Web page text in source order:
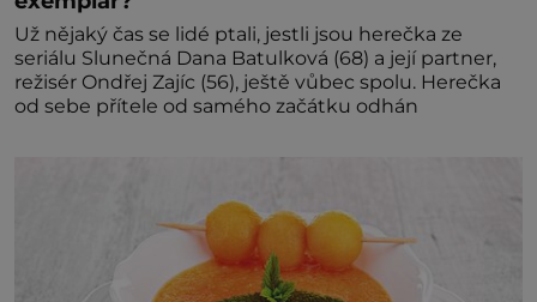
Už nějaký čas se lidé ptali, jestli jsou herečka ze
seriálu Slunečná Dana Batulková (68) a její partner,
režisér Ondřej Zajíc (56), ještě vůbec spolu. Herečka
od sebe přítele od samého začátku odhán